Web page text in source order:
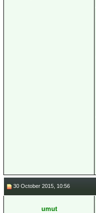
30 October 2015, 10:56
umut